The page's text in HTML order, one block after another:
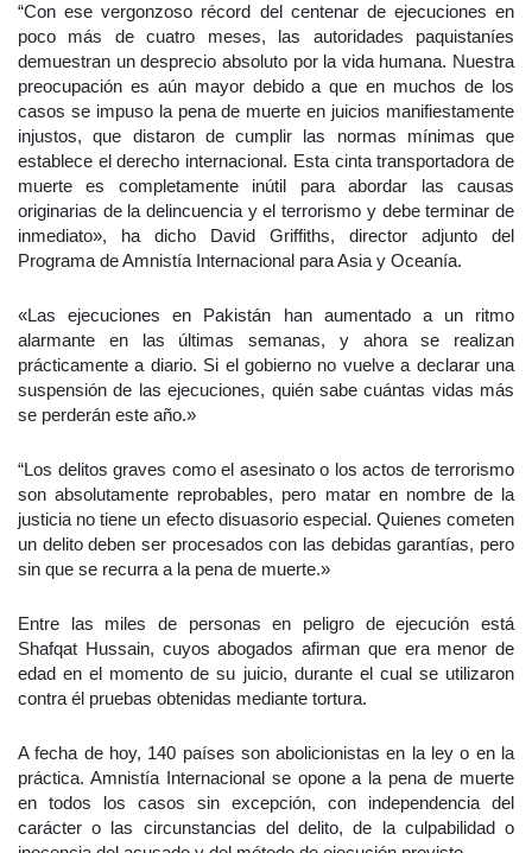
“Con ese vergonzoso récord del centenar de ejecuciones en
poco más de cuatro meses, las autoridades paquistaníes
demuestran un desprecio absoluto por la vida humana. Nuestra
preocupación es aún mayor debido a que en muchos de los
casos se impuso la pena de muerte en juicios manifiestamente
injustos, que distaron de cumplir las normas mínimas que
establece el derecho internacional. Esta cinta transportadora de
muerte es completamente inútil para abordar las causas
originarias de la delincuencia y el terrorismo y debe terminar de
inmediato», ha dicho David Griffiths, director adjunto del
Programa de Amnistía Internacional para Asia y Oceanía.
«Las ejecuciones en Pakistán han aumentado a un ritmo
alarmante en las últimas semanas, y ahora se realizan
prácticamente a diario. Si el gobierno no vuelve a declarar una
suspensión de las ejecuciones, quién sabe cuántas vidas más
se perderán este año.»
“Los delitos graves como el asesinato o los actos de terrorismo
son absolutamente reprobables, pero matar en nombre de la
justicia no tiene un efecto disuasorio especial. Quienes cometen
un delito deben ser procesados con las debidas garantías, pero
sin que se recurra a la pena de muerte.»
Entre las miles de personas en peligro de ejecución está
Shafqat Hussain, cuyos abogados afirman que era menor de
edad en el momento de su juicio, durante el cual se utilizaron
contra él pruebas obtenidas mediante tortura.
A fecha de hoy, 140 países son abolicionistas en la ley o en la
práctica. Amnistía Internacional se opone a la pena de muerte
en todos los casos sin excepción, con independencia del
carácter o las circunstancias del delito, de la culpabilidad o